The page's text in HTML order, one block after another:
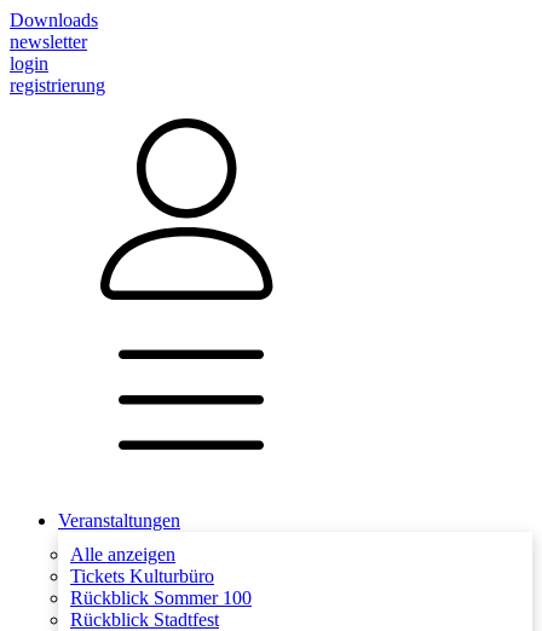
Downloads
newsletter
login
registrierung
Veranstaltungen
Alle anzeigen
Tickets Kulturbüro
Rückblick Sommer 100
Rückblick Stadtfest